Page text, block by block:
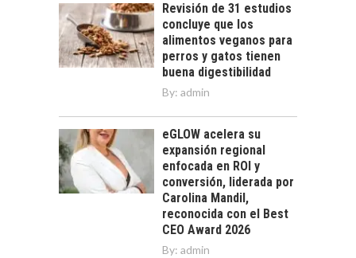
Revisión de 31 estudios
concluye que los
alimentos veganos para
perros y gatos tienen
buena digestibilidad
By: admin
eGLOW acelera su
expansión regional
enfocada en ROI y
conversión, liderada por
Carolina Mandil,
reconocida con el Best
CEO Award 2026
By: admin